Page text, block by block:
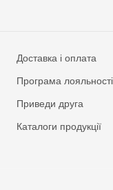
Доставка і оплата
Програма лояльності
Приведи друга
Каталоги продукції